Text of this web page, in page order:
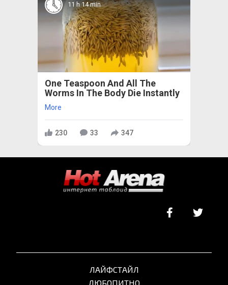
11 h 14 min
One Teaspoon And All The
Worms In The Body Die Instantly
More
230 33 347
ЛАЙФСТАЙЛ
ЛЮБОПИТНО